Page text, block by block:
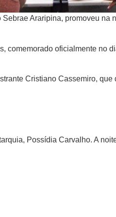
Araripina, promoveu
comemorado oficialmente no
Cristiano Cassemiro,
Possídia Carvalho. A